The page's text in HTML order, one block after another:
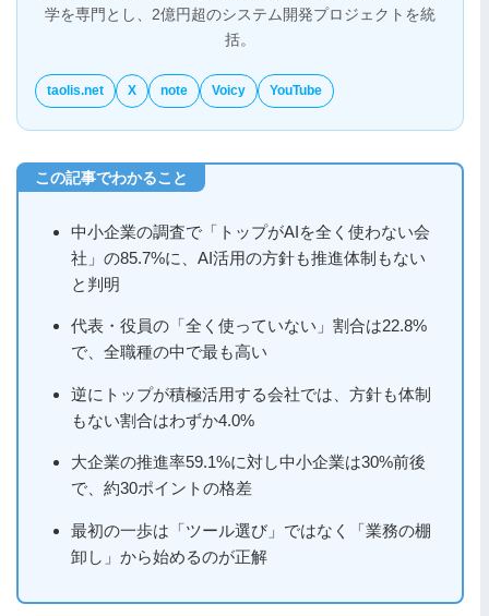
学を専門とし、2億円超のシステム開発プロジェクトを統
括。
taolis.net X note Voicy YouTube
中小企業の調査で「トップがAIを全く使わない会
社」の85.7%に、AI活用の方針も推進体制もない
と判明
代表・役員の「全く使っていない」割合は22.8%
で、全職種の中で最も高い
逆にトップが積極活用する会社では、方針も体制
もない割合はわずか4.0%
大企業の推進率59.1%に対し中小企業は30%前後
で、約30ポイントの格差
最初の一歩は「ツール選び」ではなく「業務の棚
卸し」から始めるのが正解